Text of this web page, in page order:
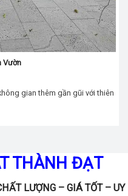
Vườn
gian thêm gần gũi với thiên
THÀNH ĐẠT
LƯỢNG – GIÁ TỐT – UY